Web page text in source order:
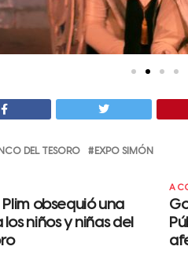
DEL TESORO EXPO SIMÓN
A
Plim obsequió una
niños y niñas del